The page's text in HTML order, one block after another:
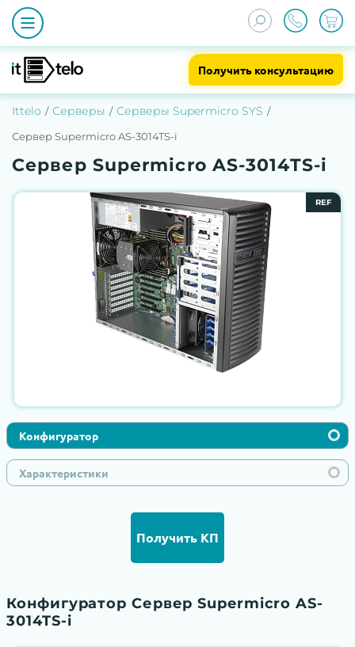
Получить консультацию
Ittelo Серверы Серверы Supermicro SYS
Сервер Supermicro AS-3014TS-i
Сервер Supermicro AS-3014TS-i
REF
Конфигуратор
Характеристики
Получить КП
Конфигуратор Сервер Supermicro AS-
3014TS-i